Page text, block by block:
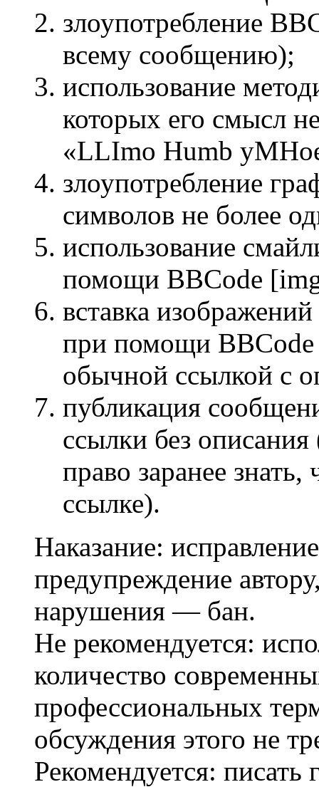
злоупотребление
всему сообщению);
использование
которых его смысл
«LLImo Humb
злоупотребление
символов не более
использование
помощи BBCode
вставка
при помощи BBCode
обычной ссылкой с
публикация
ссылки без
право заранее
ссылке).
Наказание:
предупреждение
нарушения — бан.
Не рекомендуется:
количество
профессиональных
обсуждения этого не
Рекомендуется: писать